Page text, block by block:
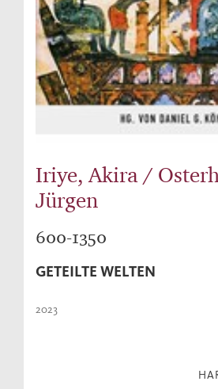
Iriye, Akira /
Jürgen
600-1350
GETEILTE WELTEN
2023